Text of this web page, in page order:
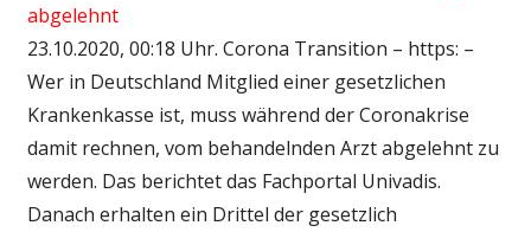
abgelehnt
23.10.2020, 00:18 Uhr. Corona Transition – https: –
Wer in Deutschland Mitglied einer gesetzlichen
Krankenkasse ist, muss während der Coronakrise
damit rechnen, vom behandelnden Arzt abgelehnt zu
werden. Das berichtet das Fachportal Univadis.
Danach erhalten ein Drittel der gesetzlich